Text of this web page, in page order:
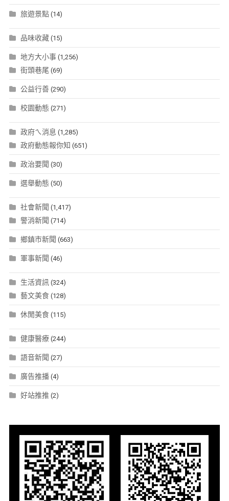
旅遊景點(14)
品味收藏(15)
地方大小事(1,256)
街頭巷尾 (69)
公益行善(290)
校園動態 (271)
政府ㄟ消息 (1,285)
政府動態報你知 (651)
政治要聞 (30)
選舉動態 (50)
社會新聞 (1,417)
警消新聞 (714)
鄉鎮市新聞 (663)
軍事新聞 (46)
生活資訊(324)
藝文美食(128)
休閒美食(115)
健康醫療(244)
語音新聞 (27)
廣告推播(4)
好站推推 (2)